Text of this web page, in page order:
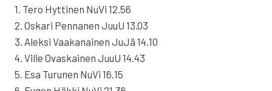
1. Tero Hyttinen NuVi 12.56
2. Oskari Pennanen JuuU 13.03
3. Aleksi Vaakanainen JuJä 14.10
4. Ville Ovaskainen JuuU 14.43
5. Esa Turunen NuVi 16.15